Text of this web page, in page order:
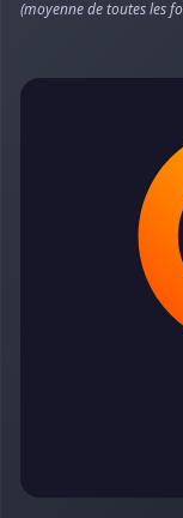
(moyenne de toutes les